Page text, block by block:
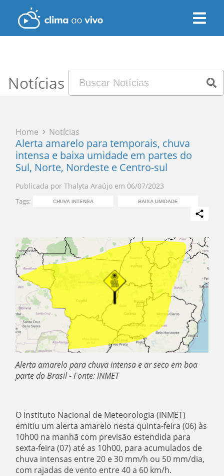
Notícias
Home Notícias
Alerta amarelo para temporais, chuva
intensa e baixa umidade em partes do
Sul, Norte, Nordeste e Centro-sul
Publicada por Thalyta Araújo em 06/07/2023
Tags: CHUVA INTENSA BAIXA UMIDADE
Alerta amarelo para chuva intensa e ar seco em boa
parte do Brasil - Fonte: INMET
O Instituto Nacional de Meteorologia (INMET)
emitiu um alerta amarelo nesta quinta-feira (06) às
10h00 na manhã com previsão estendida para
sexta-feira (07) até as 10h00, para acumulados de
chuva intensas entre 20 e 30 mm/h ou 50 mm/dia,
com rajadas de vento entre 40 a 60 km/h.